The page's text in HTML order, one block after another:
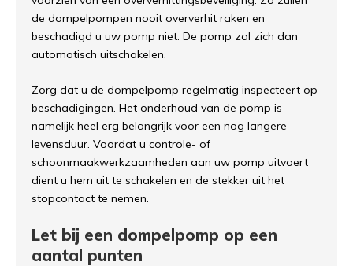
de dompelpompen nooit oververhit raken en
beschadigd u uw pomp niet. De pomp zal zich dan
automatisch uitschakelen.
Zorg dat u de dompelpomp regelmatig inspecteert op
beschadigingen. Het onderhoud van de pomp is
namelijk heel erg belangrijk voor een nog langere
levensduur. Voordat u controle- of
schoonmaakwerkzaamheden aan uw pomp uitvoert
dient u hem uit te schakelen en de stekker uit het
stopcontact te nemen.
Let bij een dompelpomp op een
aantal punten